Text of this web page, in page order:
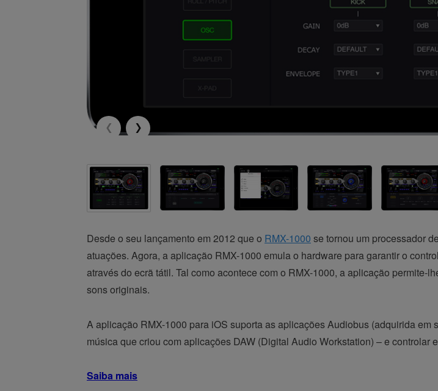
Desde o seu lançamento em 2012 que o RMX-1000 se tornou um processador
atuações. Agora, a aplicação RMX-1000 emula o hardware para garantir o
através do ecrã tátil. Tal como acontece com o RMX-1000, a aplicação
sons originais.
A aplicação RMX-1000 para iOS suporta as aplicações Audiobus (adquirida
música que criou com aplicações DAW (Digital Audio Workstation) – e
Saiba mais